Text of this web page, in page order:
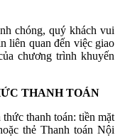
chóng, quý khách vui
liên quan đến việc giao
chương trình khuyến
THANH TOÁN
thanh toán: tiền mặt
thẻ Thanh toán Nội